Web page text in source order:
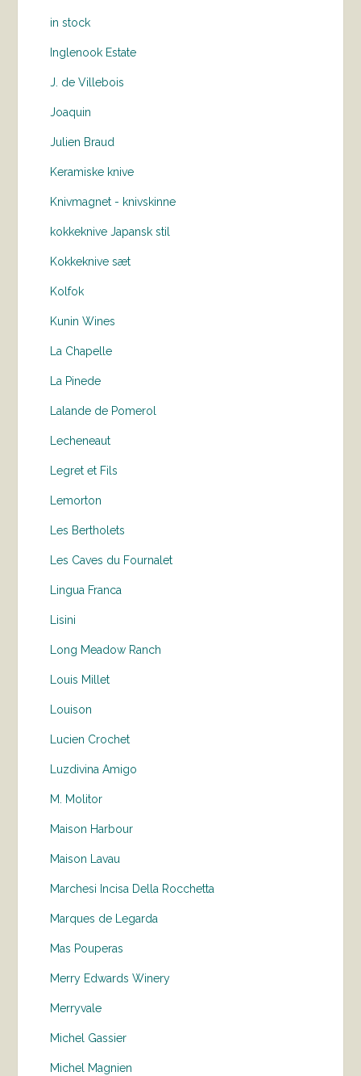
in stock
Inglenook Estate
J. de Villebois
Joaquin
Julien Braud
Keramiske knive
Knivmagnet - knivskinne
kokkeknive Japansk stil
Kokkeknive sæt
Kolfok
Kunin Wines
La Chapelle
La Pinede
Lalande de Pomerol
Lecheneaut
Legret et Fils
Lemorton
Les Bertholets
Les Caves du Fournalet
Lingua Franca
Lisini
Long Meadow Ranch
Louis Millet
Louison
Lucien Crochet
Luzdivina Amigo
M. Molitor
Maison Harbour
Maison Lavau
Marchesi Incisa Della Rocchetta
Marques de Legarda
Mas Pouperas
Merry Edwards Winery
Merryvale
Michel Gassier
Michel Magnien